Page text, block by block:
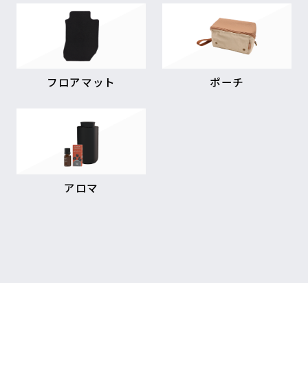
フロアマット ポーチ
アロマ